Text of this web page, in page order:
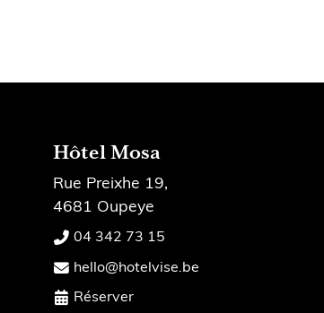
Hôtel Mosa
Rue Preixhe 19,
4681 Oupeye
04 342 73 15
hello@hotelvise.be
Réserver